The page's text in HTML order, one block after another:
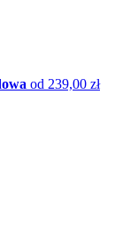
od 239,00 zł